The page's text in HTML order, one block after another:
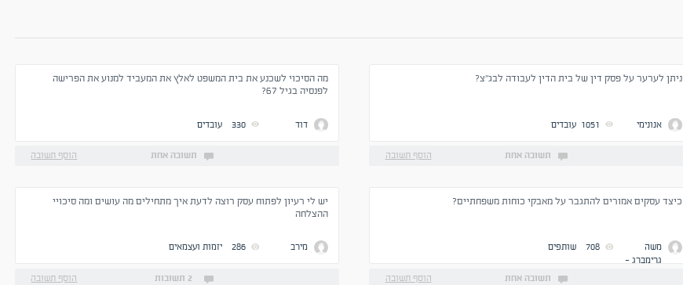
ניתן לערער על פסק דין של בית הדין לעבודה לבג"צ?
אנונימי 1051 עובדים
תשובה אחת הוסף תשובה
מה הסיכוי לשכנע את בית המשפט לאלץ את המעביד למנוע את הפרישה
לפנסיה בגיל 67?
דוד 330 עובדים
תשובה אחת הוסף תשובה
כיצד עסקים אמורים להתגבר על מאבקי כוחות משפחתיים?
משה
גרימברג -
708 שותפים
תשובה אחת הוסף תשובה
יש לי רעיון לפתוח עסק רוצה לדעת איך מתחילים מה עושים ומה סיכויי
ההצלחה
מירב 286 יזמות ועצמאים
2 תשובות הוסף תשובה